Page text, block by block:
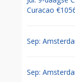
Curacao
Sep:
Sep: